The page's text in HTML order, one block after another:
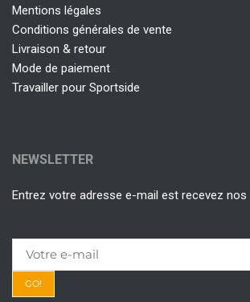
Mentions légales
Conditions générales de vente
Livraison & retour
Mode de paiement
Travailler pour Sportside
NEWSLETTER
Entrez votre adresse e-mail est recevez nos